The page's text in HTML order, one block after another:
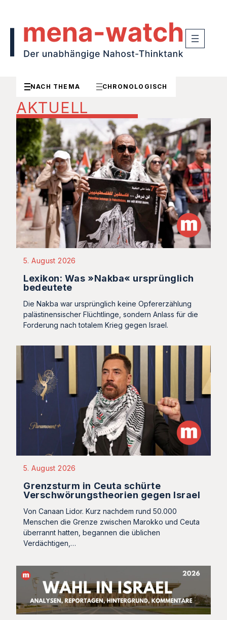
NACH THEMA CHRONOLOGISCH
AKTUELL
5. August 2026
Lexikon: Was »Nakba« ursprünglich
bedeutete
Die Nakba war ursprünglich keine Opfererzählung
palästinensischer Flüchtlinge, sondern Anlass für die
Forderung nach totalem Krieg gegen Israel.
5. August 2026
Grenzsturm in Ceuta schürte
Verschwörungstheorien gegen Israel
Von Canaan Lidor. Kurz nachdem rund 50.000
Menschen die Grenze zwischen Marokko und Ceuta
überrannt hatten, begannen die üblichen
Verdächtigen,…